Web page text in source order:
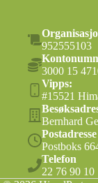
952555103
3000 15
Vipps:
#15521
Bernhard
Postadresse
Postboks
Telefon
22 76 90 10